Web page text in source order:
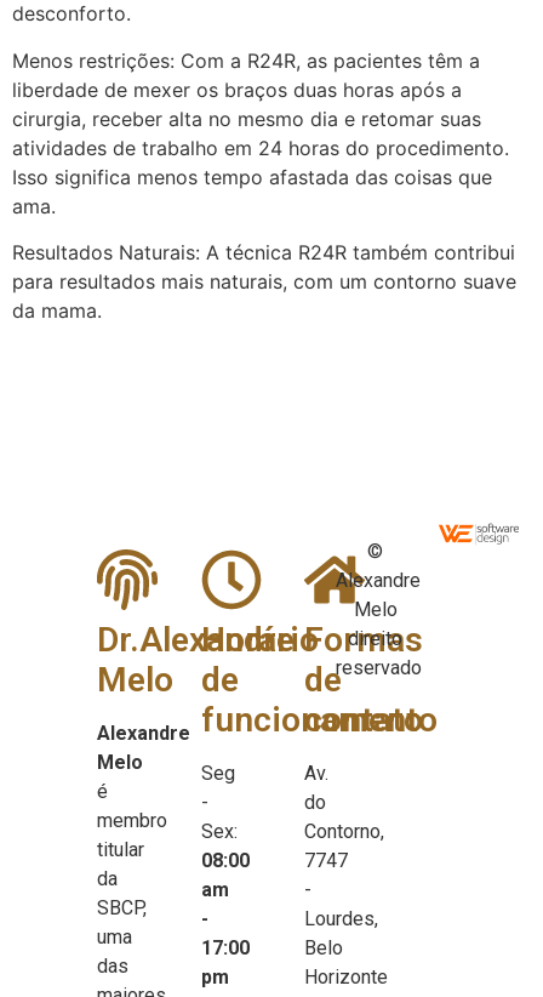
desconforto.
Menos restrições: Com a R24R, as pacientes têm a
liberdade de mexer os braços duas horas após a
cirurgia, receber alta no mesmo dia e retomar suas
atividades de trabalho em 24 horas do procedimento.
Isso significa menos tempo afastada das coisas que
ama.
Resultados Naturais: A técnica R24R também contribui
para resultados mais naturais, com um contorno suave
da mama.
Dr.Alexandre
Melo
Alexandre
Melo
é
membro
titular
da
SBCP,
uma
das
Horário
de
funcionamento
Seg
-
Sex:
08:00
am
-
17:00
pm
Formas
de
contato
Av.
do
Contorno,
7747
-
Lourdes,
Belo
Horizonte
©
Alexandre
Melo
direito
reservado